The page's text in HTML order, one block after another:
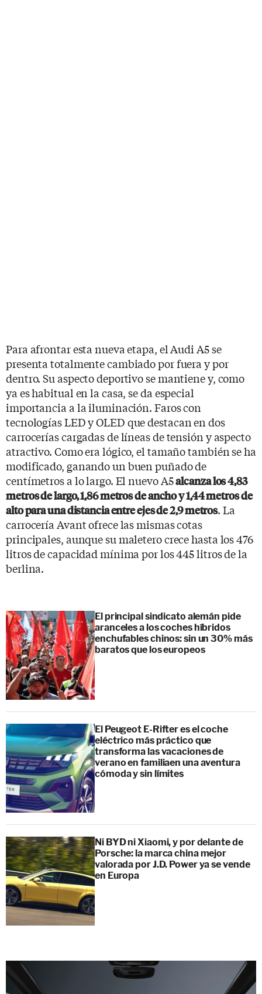
Para afrontar esta nueva etapa, el Audi A5 se
presenta totalmente cambiado por fuera y por
dentro. Su aspecto deportivo se mantiene y, como
ya es habitual en la casa, se da especial
importancia a la iluminación. Faros con
tecnologías LED y OLED que destacan en dos
carrocerías cargadas de líneas de tensión y aspecto
atractivo. Como era lógico, el tamaño también se ha
modificado, ganando un buen puñado de
centímetros a lo largo. El nuevo A5alcanza los 4,83
metros de largo, 1,86 metros de ancho y 1,44 metros de
alto para una distancia entre ejes de 2,9 metros. La
carrocería Avant ofrece las mismas cotas
principales, aunque su maletero crece hasta los 476
litros de capacidad mínima por los 445 litros de la
berlina.
El principal sindicato alemán pide
aranceles a los coches híbridos
enchufables chinos: sin un 30% más
baratos que los europeos
El Peugeot E-Rifter es el coche
eléctrico más práctico que
transforma las vacaciones de
verano en familiaen una aventura
cómoda y sin límites
Ni BYD ni Xiaomi, y por delante de
Porsche: la marca china mejor
valorada por J.D. Power ya se vende
en Europa